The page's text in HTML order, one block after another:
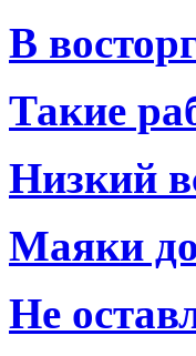
В
Такие
Низкий
Маяки
Не